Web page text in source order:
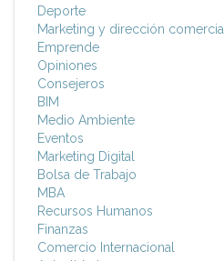
Deporte
Marketing y dirección comercial
Emprende
Opiniones
Consejeros
BIM
Medio Ambiente
Eventos
Marketing Digital
Bolsa de Trabajo
MBA
Recursos Humanos
Finanzas
Comercio Internacional